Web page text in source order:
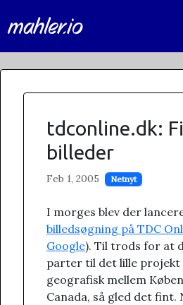
mahler.io
tdconline.dk:
billeder
Feb 1, 2005 Netnyt
I morges blev der
billedsøgning på TDC
Google). Til trods for at
parter til det lille projekt
geografisk mellem
Canada, så gled det